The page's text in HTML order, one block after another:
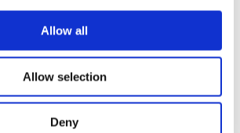
Allow all
Allow selection
Deny